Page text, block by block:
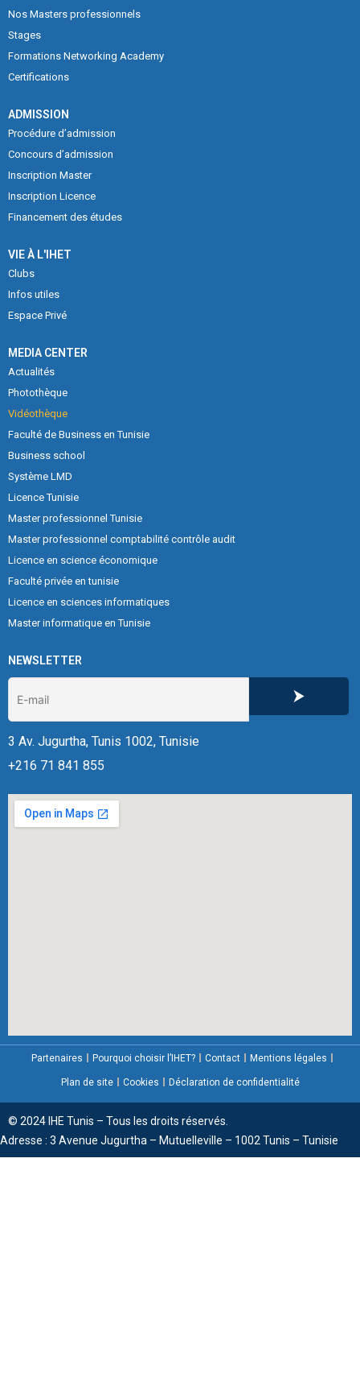
Nos Masters professionnels
Stages
Formations Networking Academy
Certifications
ADMISSION
Procédure d’admission
Concours d’admission
Inscription Master
Inscription Licence
Financement des études
VIE À L'IHET
Clubs
Infos utiles
Espace Privé
MEDIA CENTER
Actualités
Photothèque
Vidéothèque
Faculté de Business en Tunisie
Business school
Système LMD
Licence Tunisie
Master professionnel Tunisie
Master professionnel comptabilité contrôle audit
Licence en science économique
Faculté privée en tunisie
Licence en sciences informatiques
Master informatique en Tunisie
NEWSLETTER
3 Av. Jugurtha, Tunis 1002, Tunisie
+216 71 841 855
Partenaires Pourquoi choisir l’IHET? Contact Mentions légales
Plan de site Cookies Déclaration de confidentialité
© 2024 IHE Tunis – Tous les droits réservés.
Adresse : 3 Avenue Jugurtha – Mutuelleville – 1002 Tunis – Tunisie